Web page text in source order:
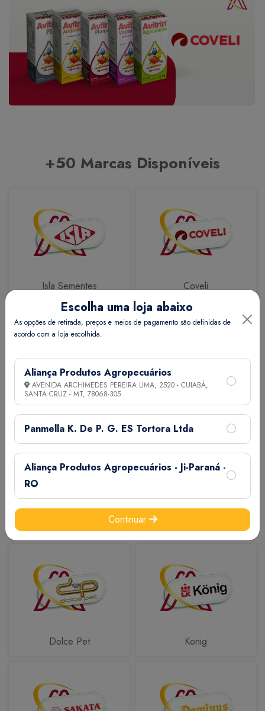
+50 Marcas Disponíveis
Isla Sementes Coveli
Calbos M7
Dolce Pet Konig
Escolha uma loja abaixo
As opções de retirada, preços e meios de pagamento são definidas de
acordo com a loja escolhida.
Aliança Produtos Agropecuários
AVENIDA ARCHIMEDES PEREIRA LIMA, 2520 - CUIABÁ,
SANTA CRUZ - MT, 78068-305
Panmella K. De P. G. ES Tortora Ltda
Aliança Produtos Agropecuários - Ji-Paraná -
RO
Continuar